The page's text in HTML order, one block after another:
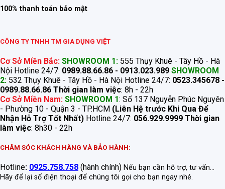
100% thanh toán bảo mật
CÔNG TY TNHH TM GIA DỤNG VIỆT
Cơ Sở Miền Bắc: SHOWROOM 1: 555 Thụy Khuê - Tây Hồ - Hà
Nội Hotline 24/7: 0989.88.66.86 - 0913.023.989 SHOWROOM
2: 532 Thụy Khuê - Tây Hồ - Hà Nội Hotline 24/7: 0523.345678 -
0989.88.66.86 Thời gian làm việc: 8h - 22h
Cơ Sở Miền Nam: SHOWROOM 1: Số 137 Nguyễn Phúc Nguyên
- Phường 10 - Quận 3 - TP.HCM (Liên Hệ trước Khi Qua Để
Nhận Hỗ Trợ Tốt Nhất) Hotline 24/7: 056.929.9999 Thời gian
làm việc: 8h30 - 22h
CHĂM SÓC KHÁCH HÀNG VÀ BẢO HÀNH:
Hotline: 0925.758.758 (hành chính) Nếu bạn cần hỗ trợ, tư vấn...
Hãy để lại số điện thoại để chúng tôi gọi cho bạn ngay nhé.